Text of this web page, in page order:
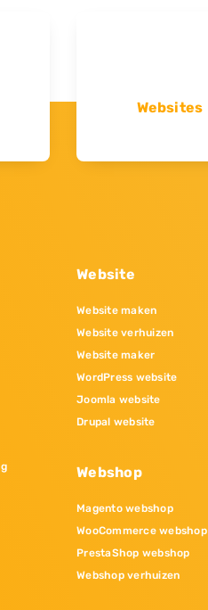
Websites
Website
Website maken
Website verhuizen
Website maker
WordPress website
Joomla website
Drupal website
Webshop
Magento webshop
WooCommerce webshop
PrestaShop webshop
Webshop verhuizen